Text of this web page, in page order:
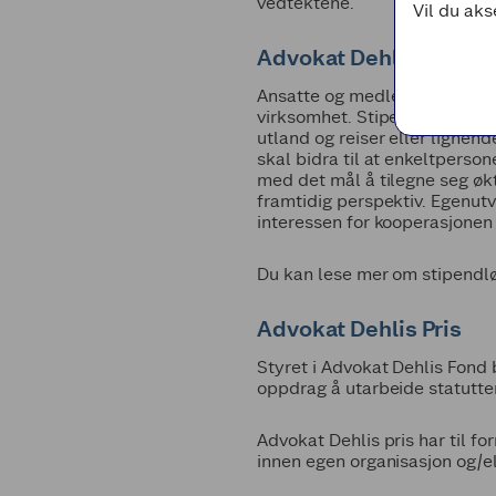
Advokat Dehlis Stipend
Ansatte og medlemsvalgte i
virksomhet. Stipender kan
utland og reiser eller
skal bidra til at
med det mål å tilegne seg
framtidig perspektiv.
interessen for
Du kan lese mer om
Advokat Dehlis Pris
Styret i Advokat Dehlis
oppdrag å utarbeide
Advokat Dehlis pris har til
innen egen organisasjon og/
Vil du